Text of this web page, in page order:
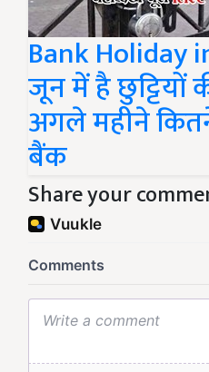
Bank Holiday
जून में है छुट्टियों
अगले महीने
बैंक
Share your